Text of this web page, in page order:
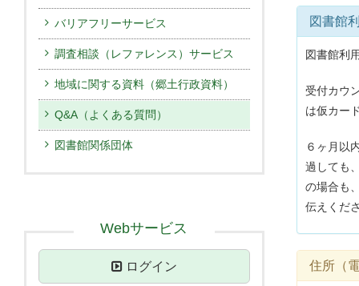
バリアフリーサービス
調査相談（レファレンス）サービス
地域に関する資料（郷土行政資料）
Q&A（よくある質問）
図書館関係団体
Webサービス
ログイン
図書館
図書館利
受付カウ
は仮カー
６ヶ月以
過しても
の場合も
伝えくだ
住所（